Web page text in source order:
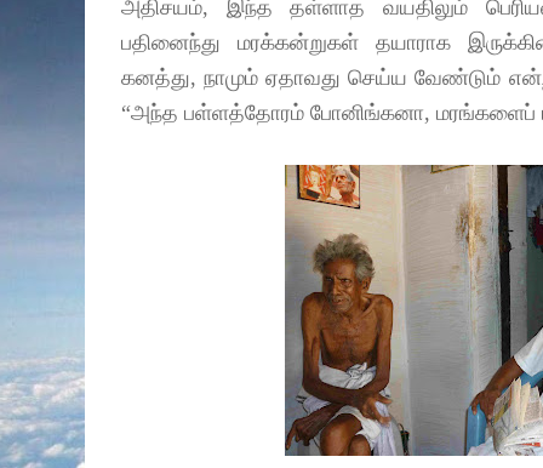
அதிசயம், இந்த தள்ளாத வயதிலும்
பதினைந்து மரக்கன்றுகள் தயாராக
கனத்து, நாமும் ஏதாவது செய்ய வேண்டும்
“அந்த பள்ளத்தோரம் போனிங்கனா, மரங்களைப்